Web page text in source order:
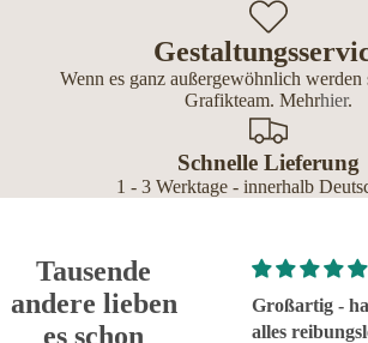
Wenn es ganz außergewöhnlich
Grafikteam. Mehrhier.
Schnelle Lieferung
1 - 3 Werktage - innerhalb
Tausende
andere lieben
es schon
Super!
Super!
Großartig -
alles